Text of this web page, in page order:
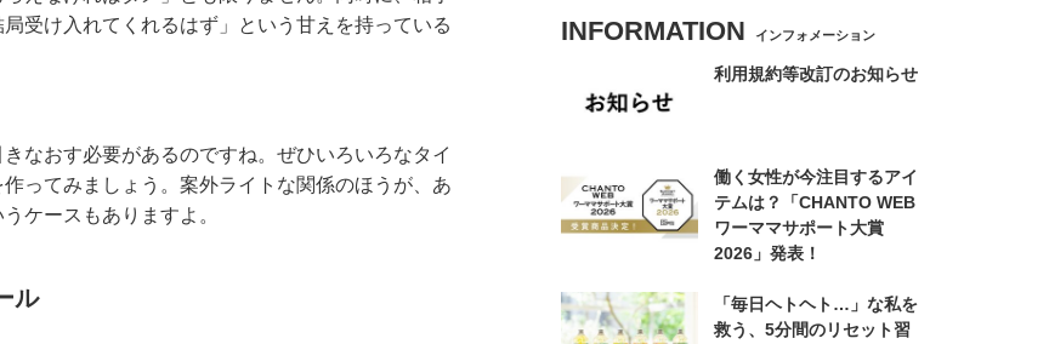
受け入れてくれるはず」という甘えを持っている
なおす必要があるのですね。ぜひいろいろなタイ
ってみましょう。案外ライトな関係のほうが、あ
ケースもありますよ。
ル
INFORMATION インフォメーション
利用規約等改訂のお知らせ
働く女性が今注目するアイ
テムは？「CHANTO WEB
ワーママサポート大賞
2026」発表！
「毎日ヘトヘト…」な私を
救う、5分間のリセット習